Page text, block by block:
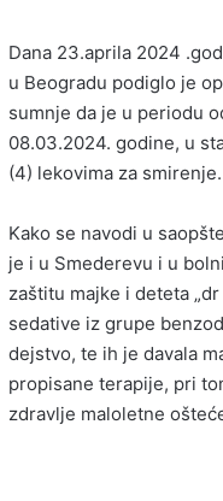
Dana 23.aprila 2024
u Beogradu podiglo je
sumnje da je u periodu
08.03.2024. godine, u
(4) lekovima za smirenje.
Kako se navodi u
je i u Smederevu i u
zaštitu majke i deteta
sedative iz grupe
dejstvo, te ih je davala
propisane terapije, pri
zdravlje maloletne